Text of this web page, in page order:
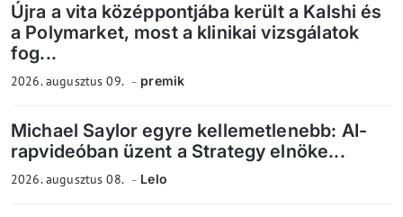
Újra a vita középpontjába került a Kalshi és
a Polymarket, most a klinikai vizsgálatok
fog...
2026. augusztus 09. premik
Michael Saylor egyre kellemetlenebb: AI-
rapvideóban üzent a Strategy elnöke...
2026. augusztus 08. Lelo